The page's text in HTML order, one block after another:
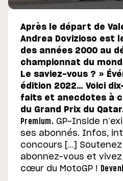
Après le départ de
Andrea Dovizioso est
des années 2000 au
championnat du
Le saviez-vous ? »
édition 2022… Voici
faits et anecdotes à
du Grand Prix du
Premium. GP-Inside
ses abonnés. Infos,
concours […]
abonnez-vous et
cœur du MotoGP !